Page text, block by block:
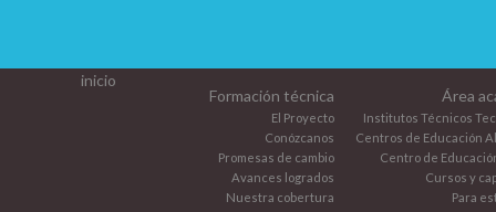
inicio
Formación técnica
El Proyecto
Conózcanos
Promesas de cambio
Avances logrados
Nuestra cobertura
Área
Institutos Técnicos
Centros de Educación
Centro de
Cursos y
Para